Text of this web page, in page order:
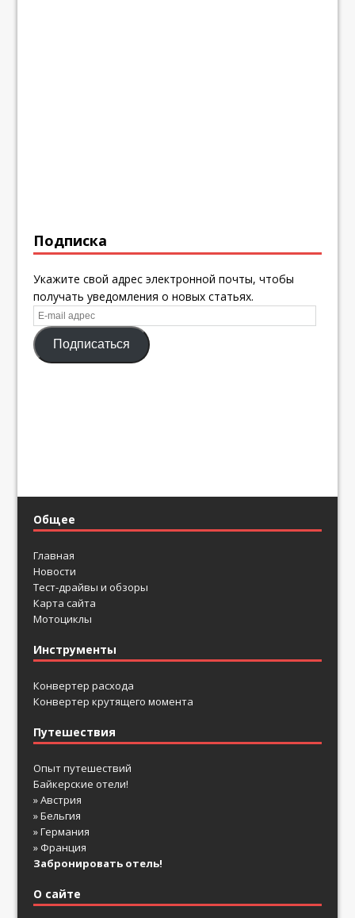
Подписка
Укажите свой адрес электронной почты, чтобы
получать уведомления о новых статьях.
E-
mail
адресПодписаться
Общее
Главная
Новости
Тест-драйвы и обзоры
Карта сайта
Мотоциклы
Инструменты
Конвертер расхода
Конвертер крутящего момента
Путешествия
Опыт путешествий
Байкерские отели!
» Австрия
» Бельгия
» Германия
» Франция
Забронировать отель!
О сайте